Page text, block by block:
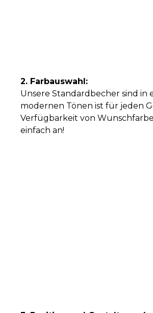
2. Farbauswahl:
Unsere Standardbecher sind in
modernen Tönen ist für jeden
Verfügbarkeit von
einfach an!